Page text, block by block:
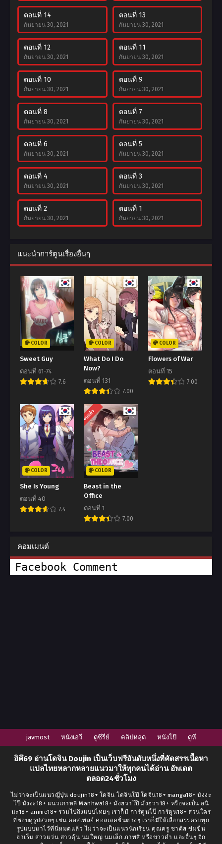
ตอนที่ 14
กันยายน 30, 2021
ตอนที่ 13
กันยายน 30, 2021
ตอนที่ 12
กันยายน 30, 2021
ตอนที่ 11
กันยายน 30, 2021
ตอนที่ 10
กันยายน 30, 2021
ตอนที่ 9
กันยายน 30, 2021
ตอนที่ 8
กันยายน 30, 2021
ตอนที่ 7
กันยายน 30, 2021
ตอนที่ 6
กันยายน 30, 2021
ตอนที่ 5
กันยายน 30, 2021
ตอนที่ 4
กันยายน 30, 2021
ตอนที่ 3
กันยายน 30, 2021
ตอนที่ 2
กันยายน 30, 2021
ตอนที่ 1
กันยายน 30, 2021
แนะนำการ์ตูนเรื่องอื่นๆ
COLOR
Sweet Guy
ตอนที่ 61-74
7.6
COLOR
What Do I Do
Now?
ตอนที่ 131
7.00
COLOR
Flowers of War
ตอนที่ 15
7.00
COLOR
She Is Young
ตอนที่ 40
7.4
จบแล้ว
COLOR
Beast in the
Office
ตอนที่ 1
7.00
คอมเมนต์
Facebook Comment
javmost หนังเอวี ดูซีรี่ย์ คลิปหลุด หนังโป๊ ดูหี
อิคึ69 อ่านโดจิน Doujin เป็นเว็บฟรีอันดับหนึ่งที่คัดสรรเนื้อหา
แปลไทยหลากหลายแนวมาให้ทุกคนได้อ่าน อัพเดต
ตลอด24ชั่วโมง
ไม่ว่าจะเป็นแนวญี่ปุ่น doujin18+ โดจิน โดจินโป๊ โดจิน18+ manga18+ มังงะ
โป๊ มังงะ18+ แนวเกาหลี Manhwa18+ มังฮวาโป๊ มังฮวา18+ หรือจะเป็น อนิ
มะ18+ anime18+ รวมไปถึงแบบไทยๆ เราก็มี การ์ตูนโป๊ การ์ตูน18+ ส่วนใคร
ที่ชอบดูรูปสวยๆ เช่น คอสเพลย์ คอลเลคชั่นต่างๆ เราก็มีให้เลือกสรรครบทุก
รูปแบบมาไว้ที่นี่หมดแล้ว ไม่ว่าจะเป็นแนวนักเรียน คุณครู ซาดิส ข่มขืน
ฮาเร็ม สาวแว่น สาวดุ้น นมใหญ่ นมเล็ก ภาพสี หรือขาวดำ และอื่นๆ อีก